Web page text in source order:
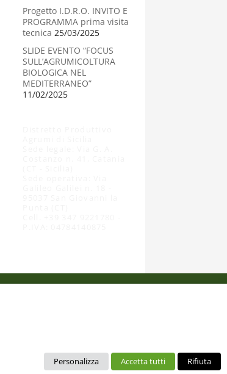
Progetto I.D.R.O. INVITO E
PROGRAMMA prima visita
tecnica 25/03/2025
SLIDE EVENTO “FOCUS
SULL’AGRUMICOLTURA
BIOLOGICA NEL
MEDITERRANEO”
11/02/2025
È pertanto vietato copiarli, pubblicarli,
per uso personale. Possono essere
Personalizza Accetta tutti Rifiuta